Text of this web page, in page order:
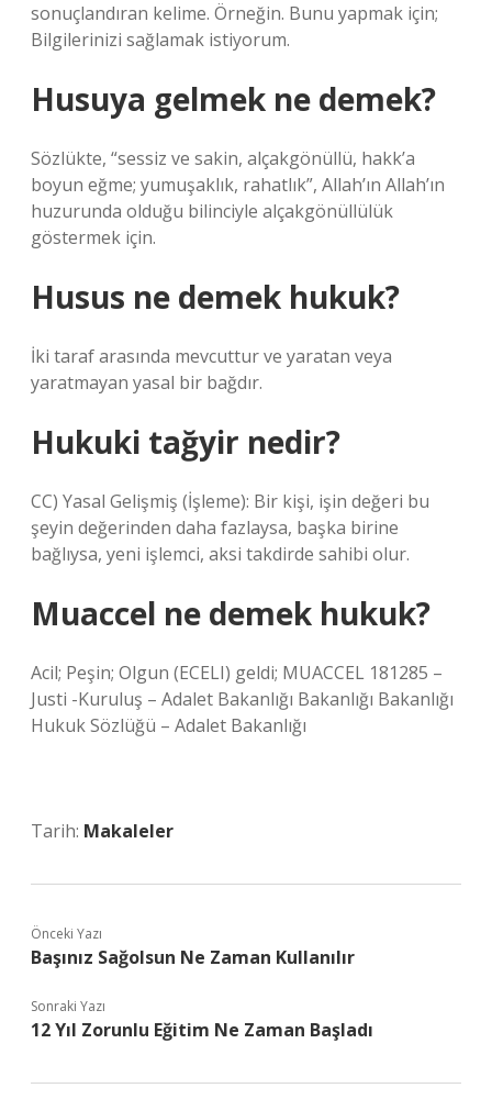
sonuçlandıran kelime. Örneğin. Bunu yapmak için;
Bilgilerinizi sağlamak istiyorum.
Husuya gelmek ne demek?
Sözlükte, “sessiz ve sakin, alçakgönüllü, hakk’a
boyun eğme; yumuşaklık, rahatlık”, Allah’ın Allah’ın
huzurunda olduğu bilinciyle alçakgönüllülük
göstermek için.
Husus ne demek hukuk?
İki taraf arasında mevcuttur ve yaratan veya
yaratmayan yasal bir bağdır.
Hukuki tağyir nedir?
CC) Yasal Gelişmiş (İşleme): Bir kişi, işin değeri bu
şeyin değerinden daha fazlaysa, başka birine
bağlıysa, yeni işlemci, aksi takdirde sahibi olur.
Muaccel ne demek hukuk?
Acil; Peşin; Olgun (ECELI) geldi; MUACCEL 181285 –
Justi -Kuruluş – Adalet Bakanlığı Bakanlığı Bakanlığı
Hukuk Sözlüğü – Adalet Bakanlığı
Tarih: Makaleler
Önceki Yazı
Başınız Sağolsun Ne Zaman Kullanılır
Sonraki Yazı
12 Yıl Zorunlu Eğitim Ne Zaman Başladı